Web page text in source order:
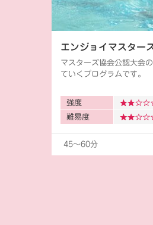
エンジョイマスター
マスターズ協会公認大会
ていくプログラムです。
強度
難易度
45〜60分